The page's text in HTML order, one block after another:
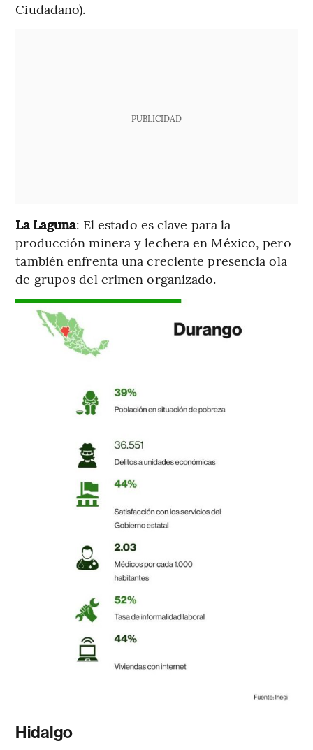
Ciudadano).
PUBLICIDAD
La Laguna: El estado es clave para la
producción minera y lechera en México, pero
también enfrenta una creciente presencia ola
de grupos del crimen organizado.
Hidalgo